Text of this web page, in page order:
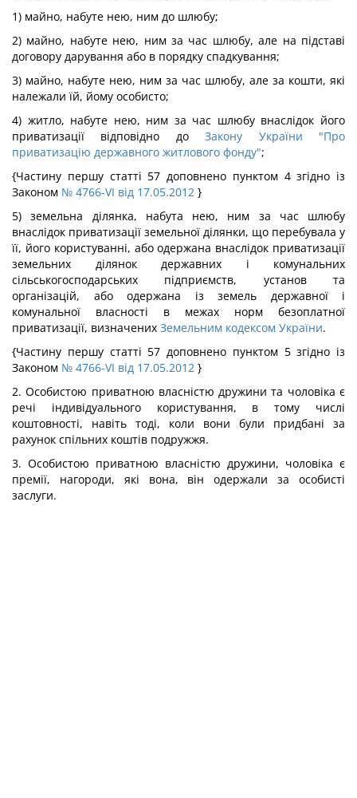
1) майно, набуте нею, ним до шлюбу;
2) майно, набуте нею, ним за час шлюбу, але на підставі
договору дарування або в порядку спадкування;
3) майно, набуте нею, ним за час шлюбу, але за кошти, які
належали їй, йому особисто;
4) житло, набуте нею, ним за час шлюбу внаслідок його
приватизації відповідно доЗакону України "Про
приватизацію державного житлового фонду";
{Частину першу статті 57 доповнено пунктом 4 згідно із
Законом № 4766-VI від 17.05.2012 }
5) земельна ділянка, набута нею, ним за час шлюбу
внаслідок приватизації земельної ділянки, що перебувала у
її, його користуванні, або одержана внаслідок приватизації
земельних ділянок державних і комунальних
сільськогосподарських підприємств, установ та
організацій, або одержана із земель державної і
комунальної власності в межах норм безоплатної
приватизації, визначених Земельним кодексом України.
{Частину першу статті 57 доповнено пунктом 5 згідно із
Законом № 4766-VI від 17.05.2012 }
2. Особистою приватною власністю дружини та чоловіка є
речі індивідуального користування, в тому числі
коштовності, навіть тоді, коли вони були придбані за
рахунок спільних коштів подружжя.
3. Особистою приватною власністю дружини, чоловіка є
премії, нагороди, які вона, він одержали за особисті
заслуги.